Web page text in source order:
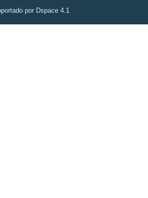
por Dspace 4.1